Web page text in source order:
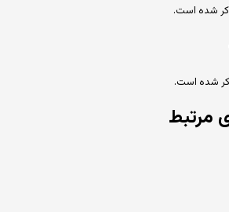
شده است.
شده است.
مرتبط